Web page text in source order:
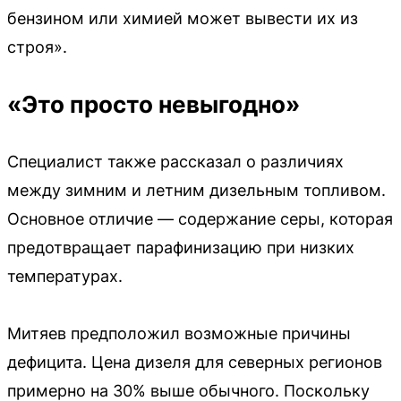
бензином или химией может вывести их из
строя».
«Это просто невыгодно»
Специалист также рассказал о различиях
между зимним и летним дизельным топливом.
Основное отличие — содержание серы, которая
предотвращает парафинизацию при низких
температурах.
Митяев предположил возможные причины
дефицита. Цена дизеля для северных регионов
примерно на 30% выше обычного. Поскольку